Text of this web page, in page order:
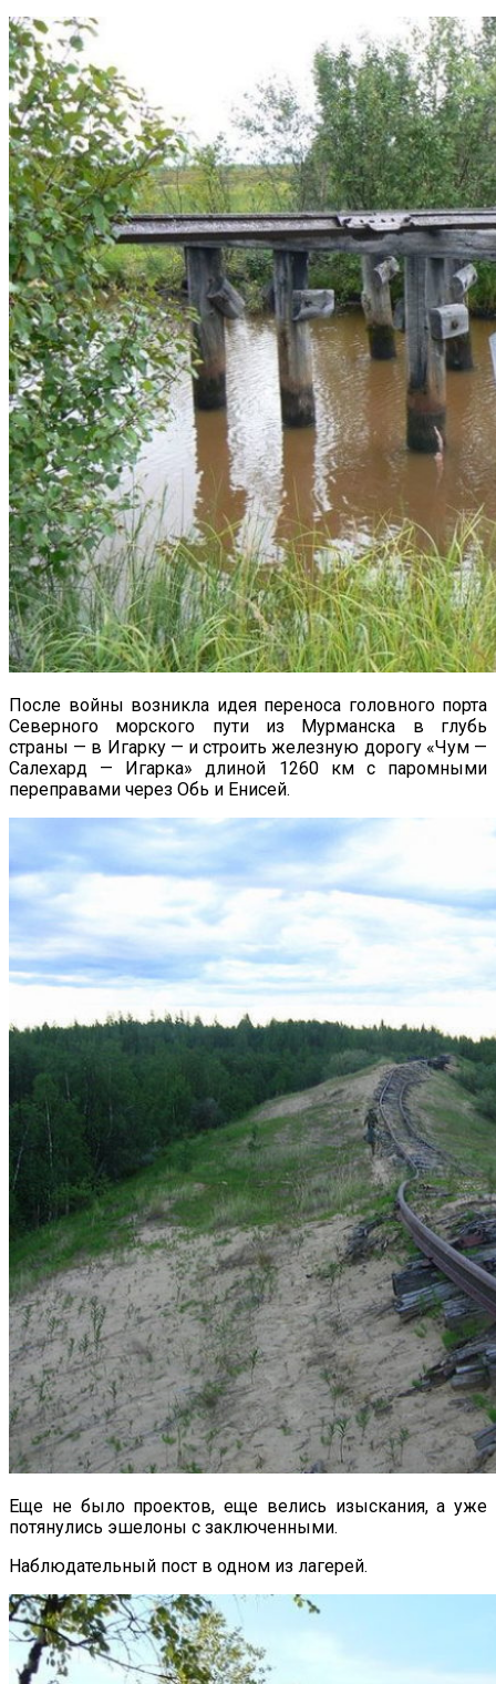
После войны возникла идея переноса головного порта
Северного морского пути из Мурманска в глубь
страны — в Игарку — и строить железную дорогу «Чум —
Салехард — Игарка» длиной 1260 км с паромными
переправами через Обь и Енисей.
Еще не было проектов, еще велись изыскания, а уже
потянулись эшелоны с заключенными.
Наблюдательный пост в одном из лагерей.